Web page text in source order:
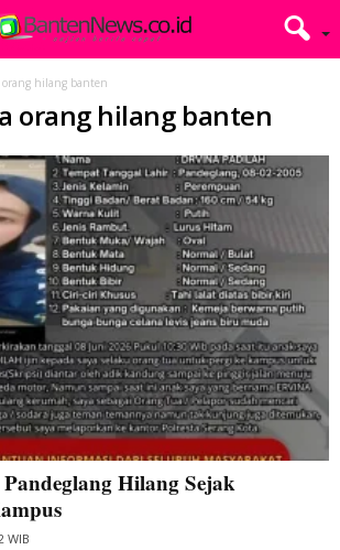
orang hilang banten
orang hilang banten
Hilang Sejak
WIB